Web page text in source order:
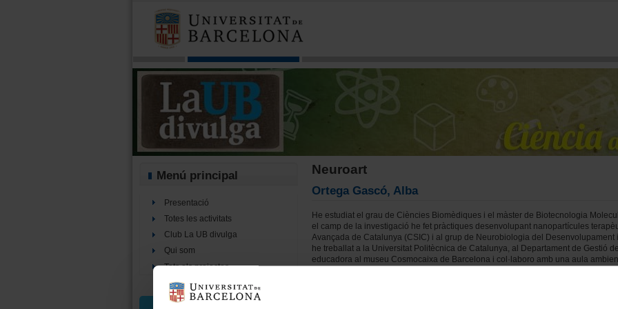
Menú principal
Presentació
Totes les activitats
Club La UB divulga
Qui som
Tots els projectes
Neuroart
Ortega Gascó, Alba
He estudiat el grau de Ciències Biomèdiques i el màster de Biotecnologia
el camp de la investigació he fet pràctiques desenvolupant nanopartícules
Avançada de Catalunya (CSIC) i al grup de Neurobiologia del Desenvolupament
he treballat a la Universitat Politècnica de Catalunya, al Departament de Gestió
educadora al museu Cosmocaixa de Barcelona i col·laboro amb una aula